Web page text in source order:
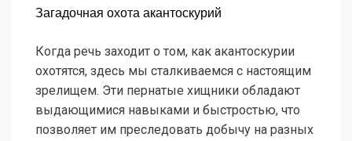
Загадочная охота акантоскурий
Когда речь заходит о том, как акантоскурии
охотятся, здесь мы сталкиваемся с настоящим
зрелищем. Эти пернатые хищники обладают
выдающимися навыками и быстростью, что
позволяет им преследовать добычу на разных